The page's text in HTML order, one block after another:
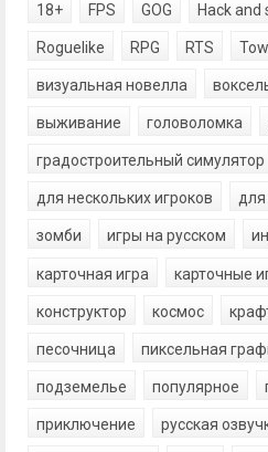
18+ FPS GOG Hack and
Roguelike RPG RTS
визуальная новелла
выживание головоломка
градостроительный симулятор
для нескольких игроков
зомби игры на русском
карточная игра карточные
конструктор космос
песочница пиксельная
подземелье популярное
приключение русская